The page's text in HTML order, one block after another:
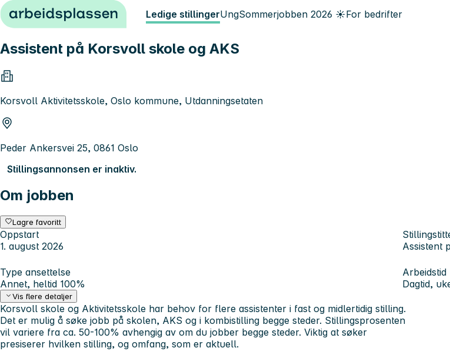
Hopp til innhold Ledige stillingerUngSommerjobben 2026 ☀️For bedrifter
Assistent på Korsvoll skole og AKS
Korsvoll Aktivitetsskole, Oslo kommune, Utdanningsetaten
Peder Ankersvei 25, 0861 Oslo
Stillingsannonsen er inaktiv.
Om jobben
Lagre favoritt
Oppstart
1. august 2026
Assistent
Type ansettelse
Annet, heltid 100%
Arbeidstid
Dagtid,
Vis flere detaljer
Korsvoll skole og Aktivitetsskole har behov for flere assistenter i fast og midlertidig stilling.
Det er mulig å søke jobb på skolen, AKS og i kombistilling begge steder. Stillingsprosenten
vil variere fra ca. 50-100% avhengig av om du jobber begge steder. Viktig at søker
presiserer hvilken stilling, og omfang, som er aktuell.